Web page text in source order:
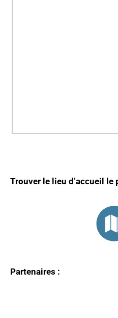
Trouver le lieu d’accueil le
Partenaires :